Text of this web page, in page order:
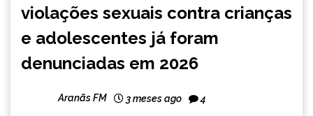
violações sexuais contra crianças
e adolescentes já foram
denunciadas em 2026
Aranãs FM 3 meses ago 4